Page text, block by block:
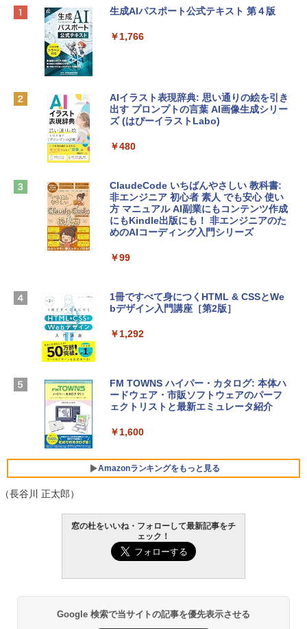
Apple 2026 MacBook Neo A18 Proチッ
e Intelligenceのために設計、Liquid Ret
￥131,111
ンケース Dell NEC Lavie ASUS HP dyna
￥2,952
Apple 2026 MacBook Air M5チップ搭載
13インチノートブック：AIとApple Intell
スプレイ、16GBユニファイドメモリ、1
D - ミッドナイト
SSD インテル Core 5
￥129,800
Core i5/16GB/SSD 512GB/ホワイト) FM
VWK3E15W_AZ
Robloxギフトカード - 800 Robux 【限
インゲームコード】 ロブロックス | オン
Robloxギフトカード - 1000 Robux 【限
定バーチャルアイテムを含む】 【オンラ
ラインコード版
Microsoft Office Home & Business 202
4(最新 永続版)|オンラインコード版|Wind
ows11、10/mac対応|PC2台
￥39,582
Robloxギフトカード - 2,000 Robux 【限
定バーチャルアイテムを含む】 【オンラ
ラインコード版
Windows版 | Minecraft (マインクラフ
ト): Java & Bedrock Edition | オンライ
生成AIパスポート公式テキスト 第４版
￥1,766
AIイラスト表現辞典: 思い通りの絵を引き
出す プロンプトの言葉 AI画像生成シリー
ズ (はぴーイラストLabo)
￥480
ClaudeCode いちばんやさしい 教科書:
非エンジニア 初心者 素人 でも安心 使い
方 マニュアル AI副業にもコンテンツ作成
にもKindle出版にも！ 非エンジニアのた
めのAIコーディング入門シリーズ
￥99
1冊ですべて身につくHTML & CSSとWe
bデザイン入門講座［第2版］
￥1,292
FM TOWNS ハイパー・カタログ: 本体ハ
ードウェア・市販ソフトウェアのパーフ
ェクトリストと最新エミュレータ紹介
￥1,600
Amazonランキングをもっと見る
Amazon Kindle Paperwhite (16GB) 7イ
ンチディスプレイ、色調調節ライト、12
週間持続バッテリー、広告なし、ブラッ
ク
（長谷川 正太郎）
窓の杜をいいね・フォローして最新記事をチ
ェック！
Google 検索で当サイトの記事を優先表示させる